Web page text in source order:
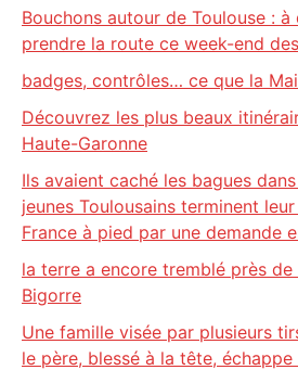
Bouchons autour de Toulouse : à
prendre la route ce week-end
badges, contrôles… ce que la
Découvrez les plus beaux
Haute-Garonne
Ils avaient caché les bagues
jeunes Toulousains terminent
France à pied par une demande
la terre a encore tremblé près
Bigorre
Une famille visée par plusieurs
le père, blessé à la tête,